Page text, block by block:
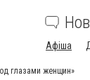
Афіша
глазами женщин»